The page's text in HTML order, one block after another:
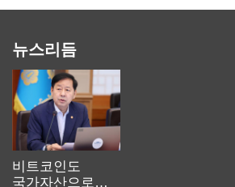
뉴스리듬
비트코인도
국가자산으로…'